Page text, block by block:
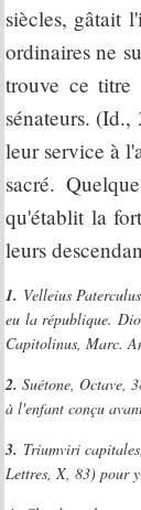
siècles, gâtait
ordinaires ne
trouve ce titre
sénateurs.
leur service à
sacré.
qu'établit la
leurs
1. Velleius
eu la république.
Capitolinus, Marc.
2. Suétone, Octave,
à l'enfant conçu
3. Triumviri
Lettres, X, 83) pour